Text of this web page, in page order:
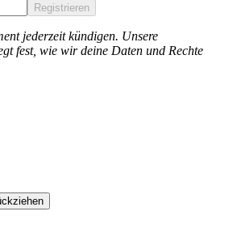
Registrieren
jederzeit kündigen. Unsere
fest, wie wir deine Daten und Rechte